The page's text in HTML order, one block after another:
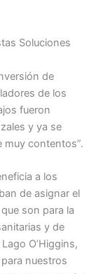
Soluciones
de
de los
fueron
y ya se
muy contentos”.
a los
de asignar el
son para la
y de
O’Higgins,
nuestros